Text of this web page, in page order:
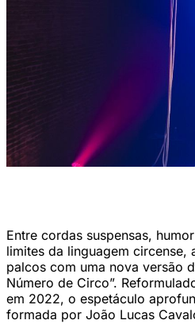
Entre cordas suspensas,
limites da linguagem circense,
palcos com uma nova versão
Número de Circo”.
em 2022, o espetáculo
formada por João Lucas